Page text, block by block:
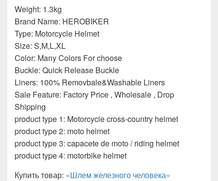
Weight: 1.3kg
Brand Name: HEROBIKER
Type: Motorcycle Helmet
Size: S,M,L,XL
Color: Many Colors For choose
Buckle: Quick Release Buckle
Liners: 100% Removbale&Washable Liners
Sale Feature: Factory Price , Wholesale , Drop
Shipping
product type 1: Motorcycle cross-country helmet
product type 2: moto helmet
product type 3: capacete de moto / riding helmet
product type 4: motorbike helmet
Купить товар: «Шлем железного человека»